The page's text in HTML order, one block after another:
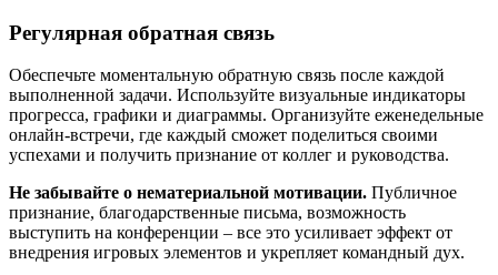
Регулярная обратная связь
Обеспечьте моментальную обратную связь после каждой
выполненной задачи. Используйте визуальные индикаторы
прогресса, графики и диаграммы. Организуйте еженедельные
онлайн-встречи, где каждый сможет поделиться своими
успехами и получить признание от коллег и руководства.
Не забывайте о нематериальной мотивации. Публичное
признание, благодарственные письма, возможность
выступить на конференции – все это усиливает эффект от
внедрения игровых элементов и укрепляет командный дух.